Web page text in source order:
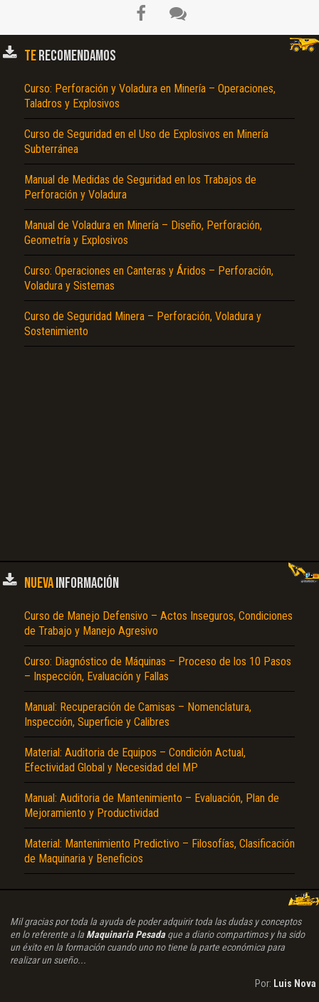
TERECOMENDAMOS
Curso: Perforación y Voladura en Minería – Operaciones,
Taladros y Explosivos
Curso de Seguridad en el Uso de Explosivos en Minería
Subterránea
Manual de Medidas de Seguridad en los Trabajos de
Perforación y Voladura
Manual de Voladura en Minería – Diseño, Perforación,
Geometría y Explosivos
Curso: Operaciones en Canteras y Áridos – Perforación,
Voladura y Sistemas
Curso de Seguridad Minera – Perforación, Voladura y
Sostenimiento
NUEVAINFORMACIÓN
Curso de Manejo Defensivo – Actos Inseguros, Condiciones
de Trabajo y Manejo Agresivo
Curso: Diagnóstico de Máquinas – Proceso de los 10 Pasos
– Inspección, Evaluación y Fallas
Manual: Recuperación de Camisas – Nomenclatura,
Inspección, Superficie y Calibres
Material: Auditoria de Equipos – Condición Actual,
Efectividad Global y Necesidad del MP
Manual: Auditoria de Mantenimiento – Evaluación, Plan de
Mejoramiento y Productividad
Material: Mantenimiento Predictivo – Filosofías, Clasificación
de Maquinaria y Beneficios
Mil gracias por toda la ayuda de poder adquirir toda las dudas y conceptos
en lo referente a la Maquinaria Pesadaque a diario compartimos y ha sido
un éxito en la formación cuando uno no tiene la parte económica para
realizar un sueño...
Por: Luis Nova
El Título es incorrecto según el contenido.
Texto o Imagen de portada son erróneos.
No carga o no se visualiza el contenido.
Reportar otro tipo de error...